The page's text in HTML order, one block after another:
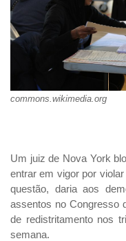
commons.wikimedia.org
Um juiz de Nova York
entrar em vigor por
questão, daria aos
assentos no Congresso
de redistritamento nos
semana.